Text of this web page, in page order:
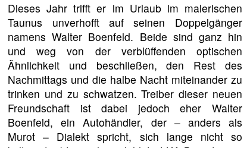
Dieses Jahr trifft er im Urlaub im malerischen
Taunus unverhofft auf seinen Doppelgänger
namens Walter Boenfeld. Beide sind ganz hin
und weg von der verblüffenden optischen
Ähnlichkeit und beschließen, den Rest des
Nachmittags und die halbe Nacht miteinander zu
trinken und zu schwatzen. Treiber dieser neuen
Freundschaft ist dabei jedoch eher Walter
Boenfeld, ein Autohändler, der – anders als
Murot – Dialekt spricht, sich lange nicht so